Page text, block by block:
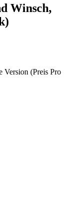
Winsch,